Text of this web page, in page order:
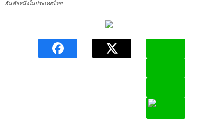
อันดับหนึ่งในประเทศไทย